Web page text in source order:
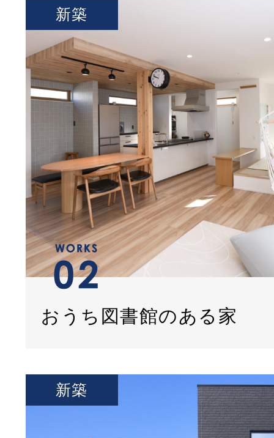
おうち図書館のある家
新築
新築